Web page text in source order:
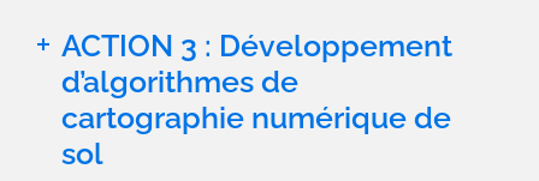
ACTION 3 : Développement
d’algorithmes de
cartographie numérique de
sol